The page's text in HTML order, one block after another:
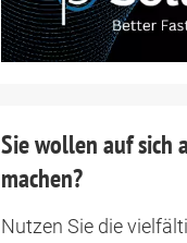
Sie wollen auf sich
machen?
Nutzen Sie die